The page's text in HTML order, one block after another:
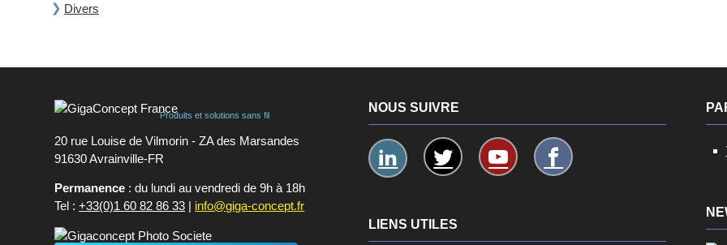
Divers
Produits et solutions sans fil
20 rue Louise de Vilmorin - ZA des Marsandes
91630 Avrainvilleㅤ-ㅤFR
Permanence : du lundi au vendredi de 9h à 18h
Tel :+33(0)1 60 82 86 33 info@giga-concept.fr
NOUS SUIVRE
LIENS UTILES